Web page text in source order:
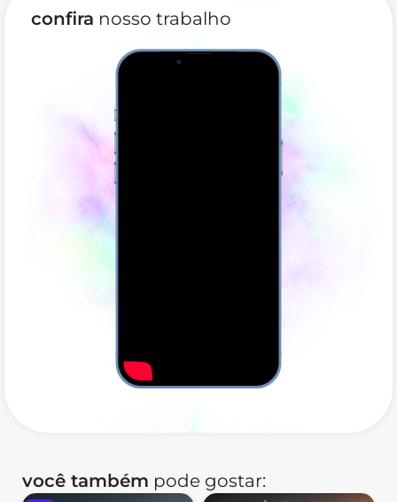
confira nosso trabalho
você também pode gostar: